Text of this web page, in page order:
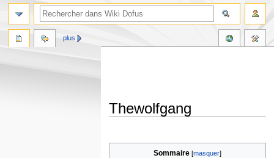
Thewolfgang
à
à
Sommaire
plus